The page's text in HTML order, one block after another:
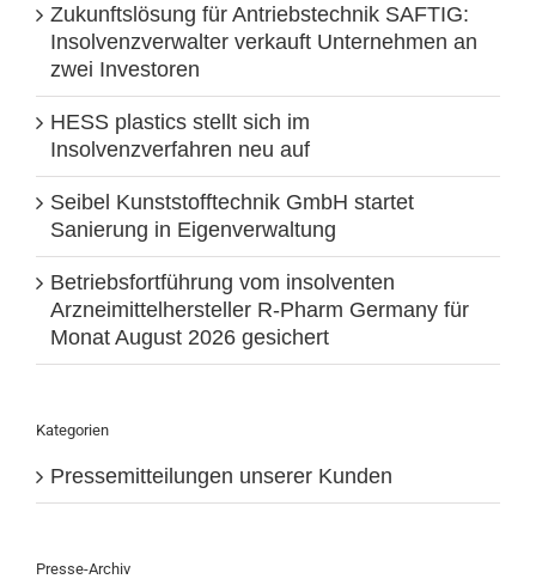
Zukunftslösung für Antriebstechnik SAFTIG:
Insolvenzverwalter verkauft Unternehmen an
zwei Investoren
HESS plastics stellt sich im
Insolvenzverfahren neu auf
Seibel Kunststofftechnik GmbH startet
Sanierung in Eigenverwaltung
Betriebsfortführung vom insolventen
Arzneimittelhersteller R-Pharm Germany für
Monat August 2026 gesichert
Kategorien
Pressemitteilungen unserer Kunden
Presse-Archiv